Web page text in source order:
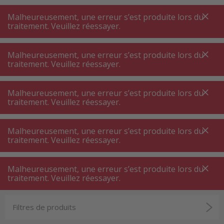
A +++
A+++
A +++
A+++
MyPost
MyPost
MENU RECHERCHE
Plaque de cuisson à écran tactile
Plaque de cuisson à induction avec écran tactile
Plaque de cuisson à induction écran
tactile
Une plaque à induction combine la technologie la
plus moderne à un design élégant et intemporel
qui s’intègre parfaitement dans votre cuisine.
Découvrez le plaisir de cuisiner au plus haut
niveau et profitez de l’utilisation intuitive de la
plaque à induction avec écran tactile. Réglez les
Filtres de produits
Malheureusement, une erreur s’est produite lors du
traitement. Veuillez réessayer.
Malheureusement, une erreur s’est produite lors du
traitement. Veuillez réessayer.
Malheureusement, une erreur s’est produite lors du
traitement. Veuillez réessayer.
Malheureusement, une erreur s’est produite lors du
traitement. Veuillez réessayer.
Malheureusement, une erreur s’est produite lors du
traitement. Veuillez réessayer.